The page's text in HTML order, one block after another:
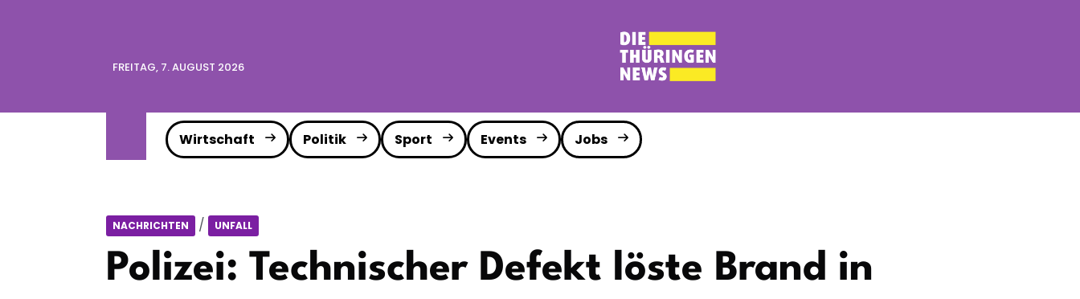
FREITAG, 7. AUGUST 2026
Wirtschaft Politik Sport Events Jobs
NACHRICHTEN / UNFALL
Polizei: Technischer Defekt löste Brand in